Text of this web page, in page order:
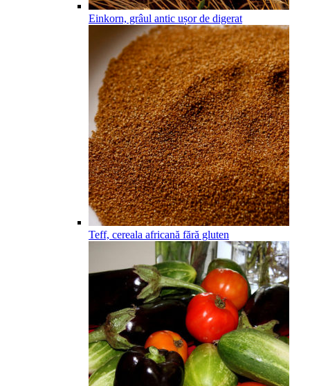
Einkorn, grâul antic ușor de digerat
Teff, cereala africană fără gluten